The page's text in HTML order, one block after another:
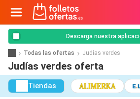
Descarga nuestra
Todas las ofertas Judías verdes
Judías verdes oferta
Tiendas